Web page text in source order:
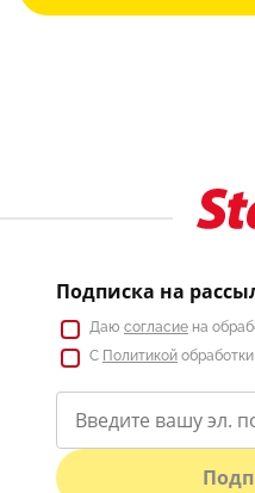
Подписка на
Даю согласие на
С Политикой